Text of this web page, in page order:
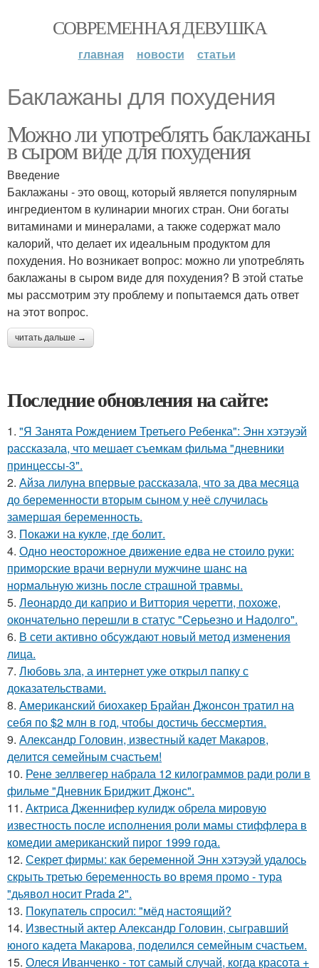
СОВРЕМЕННАЯ ДЕВУШКА
главная новости статьи
Баклажаны для похудения
Можно ли употреблять баклажаны
в сыром виде для похудения
Введение
Баклажаны - это овощ, который является популярным
ингредиентом в кулинарии многих стран. Они богаты
витаминами и минералами, а также содержат мало
калорий, что делает их идеальным продуктом для
похудения. Но возникает вопрос: можно ли употреблять
баклажаны в сыром виде для похудения? В этой статье
мы рассмотрим эту проблему и попытаемся дать ответ
на этот вопрос.
читать дальше →
Последние обновления на сайте:
1. "Я Занята Рождением Третьего Ребенка": Энн хэтэуэй
рассказала, что мешает съемкам фильма "дневники
принцессы-3".
2. Айза лилуна впервые рассказала, что за два месяца
до беременности вторым сыном у неё случилась
замершая беременность.
3. Покажи на кукле, где болит.
4. Одно неосторожное движение едва не стоило руки:
приморские врачи вернули мужчине шанс на
нормальную жизнь после страшной травмы.
5. Леонардо ди каприо и Виттория черетти, похоже,
окончательно перешли в статус "Серьезно и Надолго".
6. В сети активно обсуждают новый метод изменения
лица.
7. Любовь зла, а интернет уже открыл папку с
доказательствами.
8. Американский биохакер Брайан Джонсон тратил на
себя по $2 млн в год, чтобы достичь бессмертия.
9. Александр Головин, известный кадет Макаров,
делится семейным счастьем!
10. Рене зеллвегер набрала 12 килограммов ради роли в
фильме "Дневник Бриджит Джонс".
11. Актриса Дженнифер кулидж обрела мировую
известность после исполнения роли мамы стиффлера в
комедии американский пирог 1999 года.
12. Секрет фирмы: как беременной Энн хэтэуэй удалось
скрыть третью беременность во время промо - тура
"дьявол носит Prada 2".
13. Покупатель спросил: "мёд настоящий?
14. Известный актер Александр Головин, сыгравший
юного кадета Макарова, поделился семейным счастьем.
15. Олеся Иванченко - тот самый случай, когда красота +